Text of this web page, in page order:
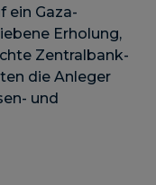
ein Gaza-
Erholung,
Zentralbank-
die Anleger
und